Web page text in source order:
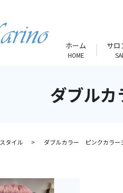
ホーム
HOME
サロ
ダブル
スタイル ダブルカラー ピンクカラー